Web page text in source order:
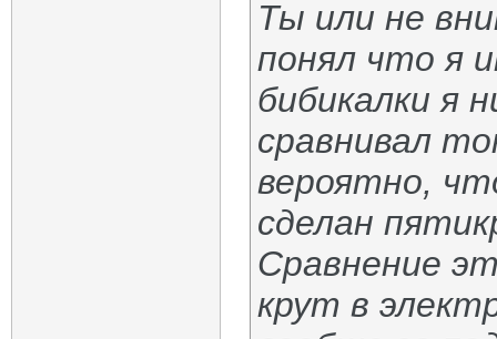
Ты или не
понял что я
бибикалки я
сравнивал
вероятно,
сделан
Сравнение
крут в